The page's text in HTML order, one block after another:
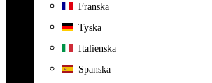
Franska
Tyska
Italienska
Spanska